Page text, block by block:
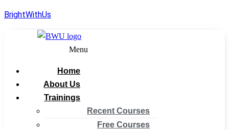
BrightWithUs
Menu
Home
About Us
Trainings
Recent Courses
Free Courses